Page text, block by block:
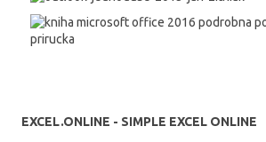
EXCEL.ONLINE - SIMPLE EXCEL ONLINE